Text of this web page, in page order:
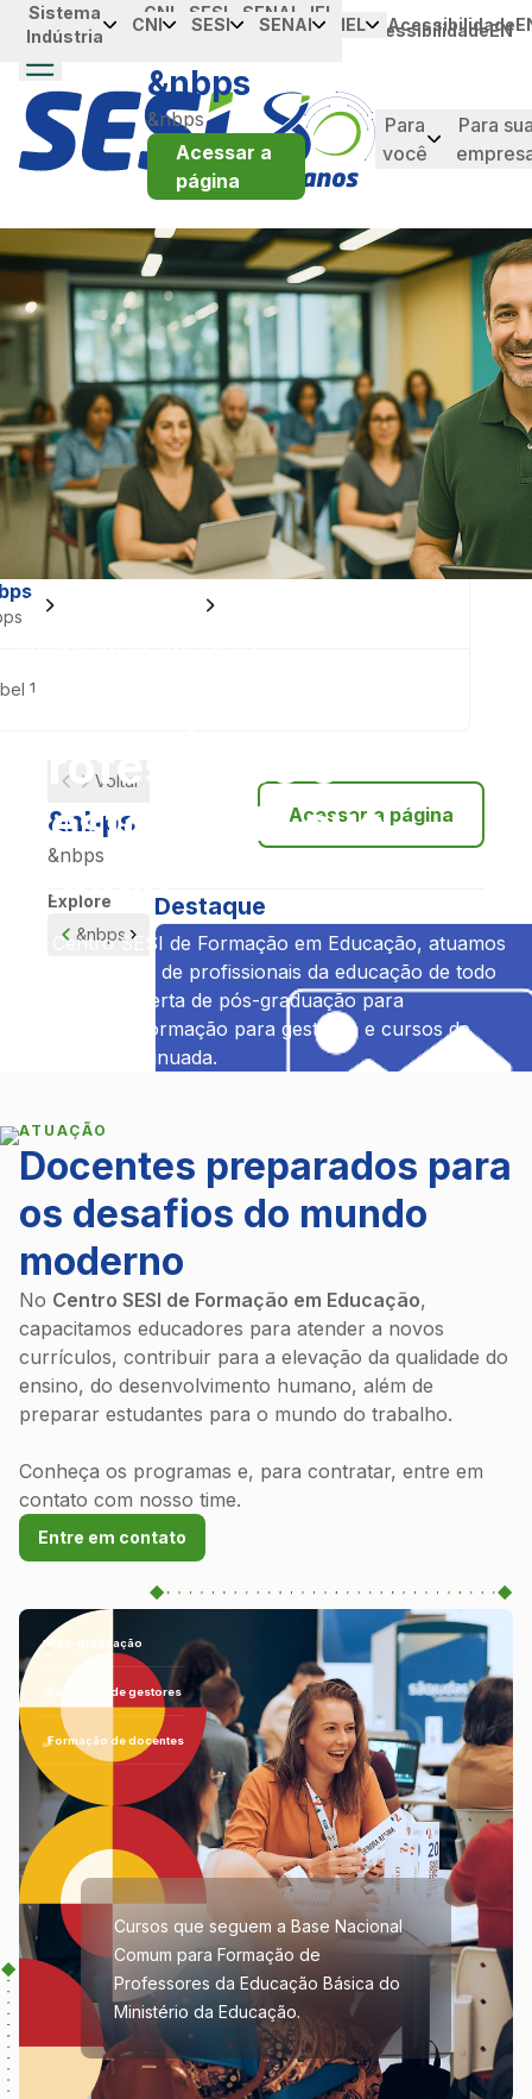
跳转到主内容
Sistema
Indústria
CNI SESI SENAI IEL Acessibilidade
Para
você
Para
Portal da
Industria
CNI SESI SENAI
IEL
AcessibilidadeEN
&nbps
&nbps
Acessar a
página
1
Voltar
&nbps
&nbps
Acessar a página
Explore
&nbps
Destaque
&nbps
&nbps
&nbps
Qualifique os
professores e
gestores da sua
escola
No Centro SESI de Formação em Educação, atuamos
na capacitação de profissionais da educação de todo
o país, com oferta de pós-graduação para
professores, formação para gestores e cursos de
educação continuada.
ATUAÇÃO
Docentes preparados para
os desafios do mundo
moderno
No Centro SESI de Formação em Educação,
capacitamos educadores para atender a novos
currículos, contribuir para a elevação da qualidade do
ensino, do desenvolvimento humano, além de
preparar estudantes para o mundo do trabalho.
Conheça os programas e, para contratar, entre em
contato com nosso time.
Entre em contato
Pós-graduação
Formação de gestores
Formação de docentes
Cursos que seguem a Base Nacional
Comum para Formação de
Professores da Educação Básica do
Ministério da Educação.